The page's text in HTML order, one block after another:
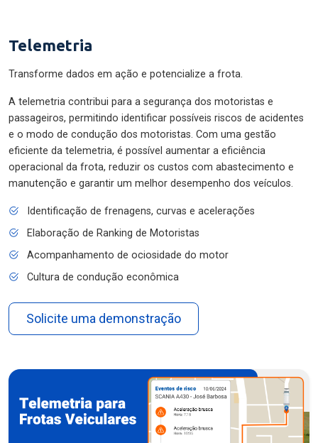
Telemetria
Transforme dados em ação e potencialize a frota.
A telemetria contribui para a segurança dos motoristas e
passageiros, permitindo identificar possíveis riscos de acidentes
e o modo de condução dos motoristas. Com uma gestão
eficiente da telemetria, é possível aumentar a eficiência
operacional da frota, reduzir os custos com abastecimento e
manutenção e garantir um melhor desempenho dos veículos.
Identificação de frenagens, curvas e acelerações
Elaboração de Ranking de Motoristas
Acompanhamento de ociosidade do motor
Cultura de condução econômica
Solicite uma demonstração